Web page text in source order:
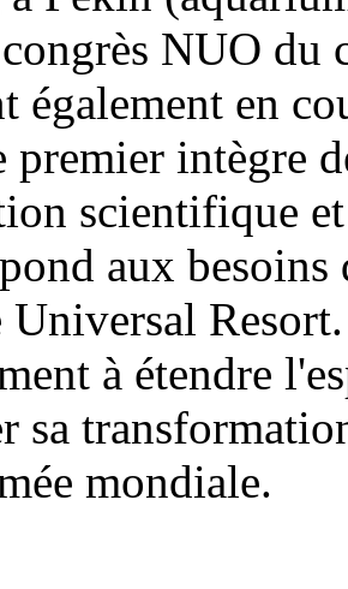
NUO du
également en
premier intègre
scientifique
aux
Universal
à étendre
sa
mondiale.